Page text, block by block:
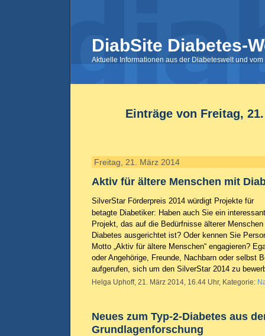
DiabSite Diabetes-
Aktuelle Informationen aus der Diabeteswelt und
Einträge von Freitag,
Freitag, 21. März 2014
Aktiv für ältere Menschen mit
SilverStar Förderpreis 2014 würdigt Projekte für
betagte Diabetiker: Haben auch Sie ein
Projekt, das auf die Bedürfnisse älterer
Diabetes ausgerichtet ist? Oder kennen Sie
Motto „Aktiv für ältere Menschen“ engagieren?
oder Angehörige, Freunde, Nachbarn oder selbst
aufgerufen, sich um den SilverStar 2014 zu
Helga Uphoff, 21. März 2014, 16.44 Uhr, Kategorie:
Neues zum Typ-2-Diabetes aus
Grundlagenforschung